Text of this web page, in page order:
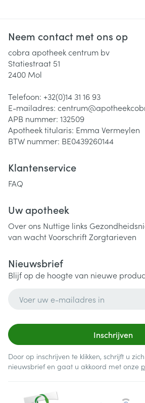
Neem contact met ons op
cobra apotheek centrum bv
Statiestraat 51
2400 Mol
Telefoon: +32(0)14 31 16 93
E-mailadres: centrum@
APB nummer: 132509
Apotheek titularis: Emma Vermeylen
BTW nummer: BE0439260144
Klantenservice
FAQ
Uw apotheek
Over ons Nuttige links
van wachtVoorschriftZorgtarieven
Nieuwsbrief
Blijf op de hoogte van nieuwe
Inschrijven
Door op inschrijven te klikken, schrijft u
nieuwsbrief en gaat u akkoord met onze